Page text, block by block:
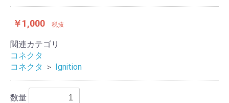
￥1,000 税抜
関連カテゴリ
コネクタ
コネクタ ＞ Ignition
数量